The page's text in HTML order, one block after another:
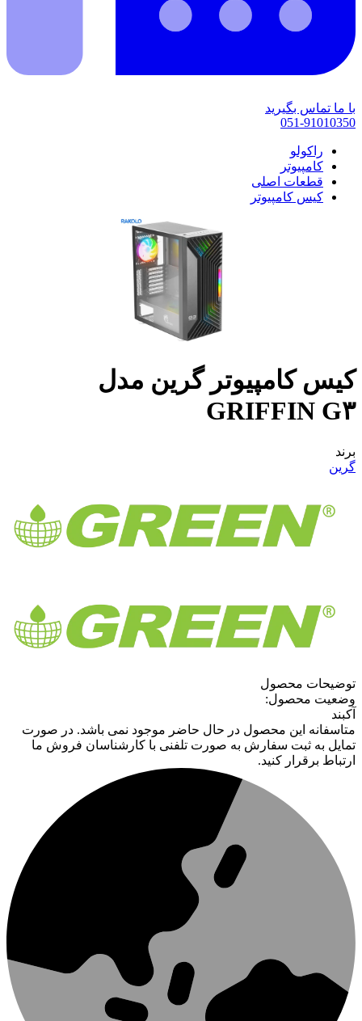
با ما تماس بگیرید
051-91010350
راکولو
کامپیوتر
قطعات اصلی
کیس کامپیوتر
کیس کامپیوتر گرین مدل
GRIFFIN G۳
برند
گرین
توضیحات محصول
وضعیت محصول:
آکبند
متاسفانه این محصول در حال حاضر موجود نمی باشد. در صورت
تمایل به ثبت سفارش به صورت تلفنی با کارشناسان فروش ما
ارتباط برقرار کنید.